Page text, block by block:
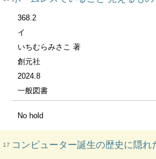
368.2
イ
いちむらみさこ 著
創元社
2024.8
一般図書
No hold
17 コンピューター誕生の歴史に隠れた６人の女性プログラマー 彼女たち